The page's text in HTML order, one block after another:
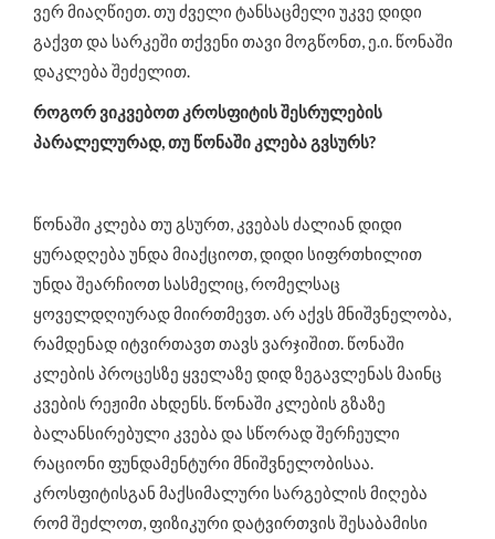
ვერ მიაღწიეთ. თუ ძველი ტანსაცმელი უკვე დიდი
გაქვთ და სარკეში თქვენი თავი მოგწონთ, ე.ი. წონაში
დაკლება შეძელით.
როგორ ვიკვებოთ კროსფიტის შესრულების
პარალელურად, თუ წონაში კლება გვსურს?
წონაში კლება თუ გსურთ, კვებას ძალიან დიდი
ყურადღება უნდა მიაქციოთ, დიდი სიფრთხილით
უნდა შეარჩიოთ სასმელიც, რომელსაც
ყოველდღიურად მიირთმევთ. არ აქვს მნიშვნელობა,
რამდენად იტვირთავთ თავს ვარჯიშით. წონაში
კლების პროცესზე ყველაზე დიდ ზეგავლენას მაინც
კვების რეჟიმი ახდენს. წონაში კლების გზაზე
ბალანსირებული კვება და სწორად შერჩეული
რაციონი ფუნდამენტური მნიშვნელობისაა.
კროსფიტისგან მაქსიმალური სარგებლის მიღება
რომ შეძლოთ, ფიზიკური დატვირთვის შესაბამისი